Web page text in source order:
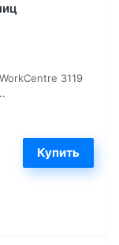
3119